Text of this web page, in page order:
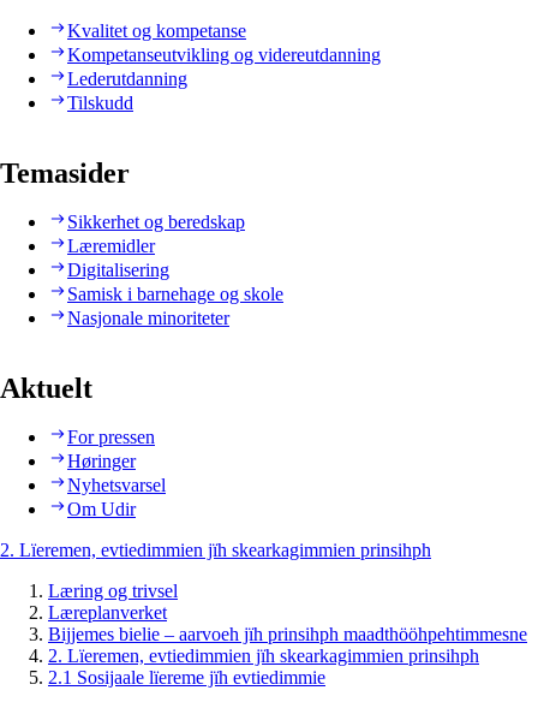
Kvalitet og kompetanse
Kompetanseutvikling og videreutdanning
Lederutdanning
Tilskudd
Temasider
Sikkerhet og beredskap
Læremidler
Digitalisering
Samisk i barnehage og skole
Nasjonale minoriteter
Aktuelt
For pressen
Høringer
Nyhetsvarsel
Om Udir
2. Lïeremen, evtiedimmien jïh skearkagimmien prinsihph
Læring og trivsel
Læreplanverket
Bijjemes bielie – aarvoeh jïh prinsihph maadthööhpehtimmesne
2. Lïeremen, evtiedimmien jïh skearkagimmien prinsihph
2.1 Sosijaale lïereme jïh evtiedimmie